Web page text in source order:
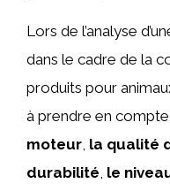
Lors de l’analyse
dans le cadre de la
produits pour
à prendre en
moteur, la qualité
durabilité, le